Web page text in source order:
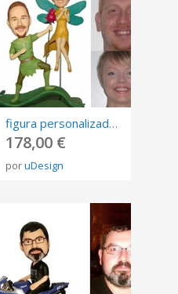
figura personalizada de fotos, 3D retrato Biscuit, muñeca de arte mini me personalizada
178,00 €
poruDesign